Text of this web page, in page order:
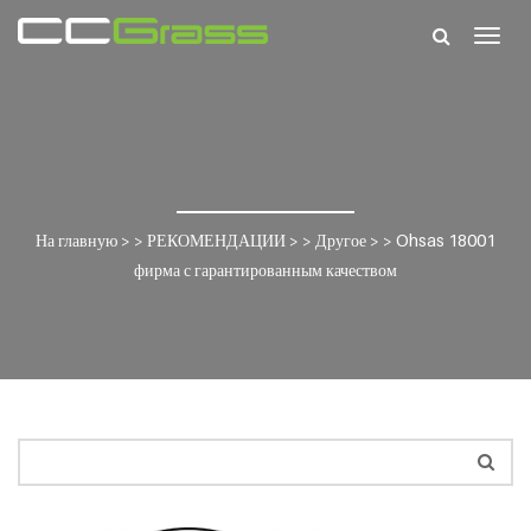
На главную > > РЕКОМЕНДАЦИИ > > Другое > > Ohsas 18001
фирма с гарантированным качеством